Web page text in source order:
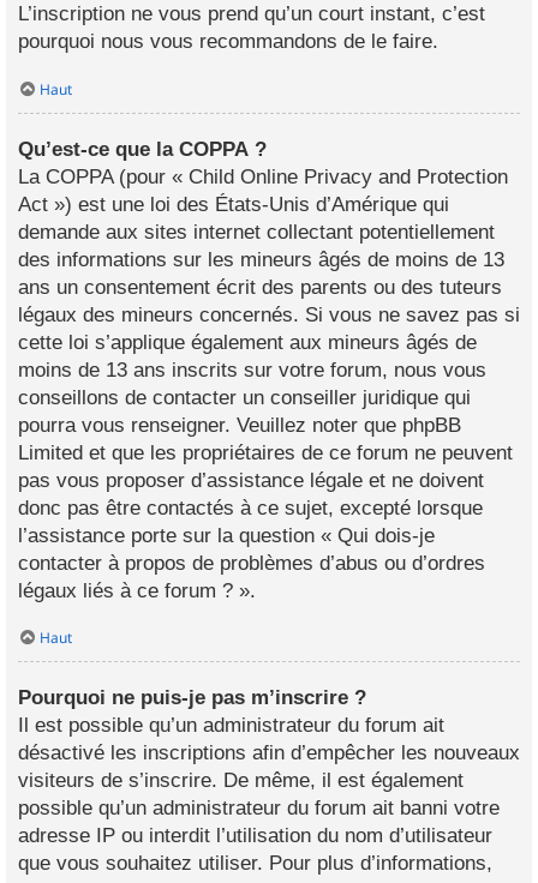
L’inscription ne vous prend qu’un court instant, c’est
pourquoi nous vous recommandons de le faire.
Haut
Qu’est-ce que la COPPA ?
La COPPA (pour « Child Online Privacy and Protection
Act ») est une loi des États-Unis d’Amérique qui
demande aux sites internet collectant potentiellement
des informations sur les mineurs âgés de moins de 13
ans un consentement écrit des parents ou des tuteurs
légaux des mineurs concernés. Si vous ne savez pas si
cette loi s’applique également aux mineurs âgés de
moins de 13 ans inscrits sur votre forum, nous vous
conseillons de contacter un conseiller juridique qui
pourra vous renseigner. Veuillez noter que phpBB
Limited et que les propriétaires de ce forum ne peuvent
pas vous proposer d’assistance légale et ne doivent
donc pas être contactés à ce sujet, excepté lorsque
l’assistance porte sur la question « Qui dois-je
contacter à propos de problèmes d’abus ou d’ordres
légaux liés à ce forum ? ».
Haut
Pourquoi ne puis-je pas m’inscrire ?
Il est possible qu’un administrateur du forum ait
désactivé les inscriptions afin d’empêcher les nouveaux
visiteurs de s’inscrire. De même, il est également
possible qu’un administrateur du forum ait banni votre
adresse IP ou interdit l’utilisation du nom d’utilisateur
que vous souhaitez utiliser. Pour plus d’informations,